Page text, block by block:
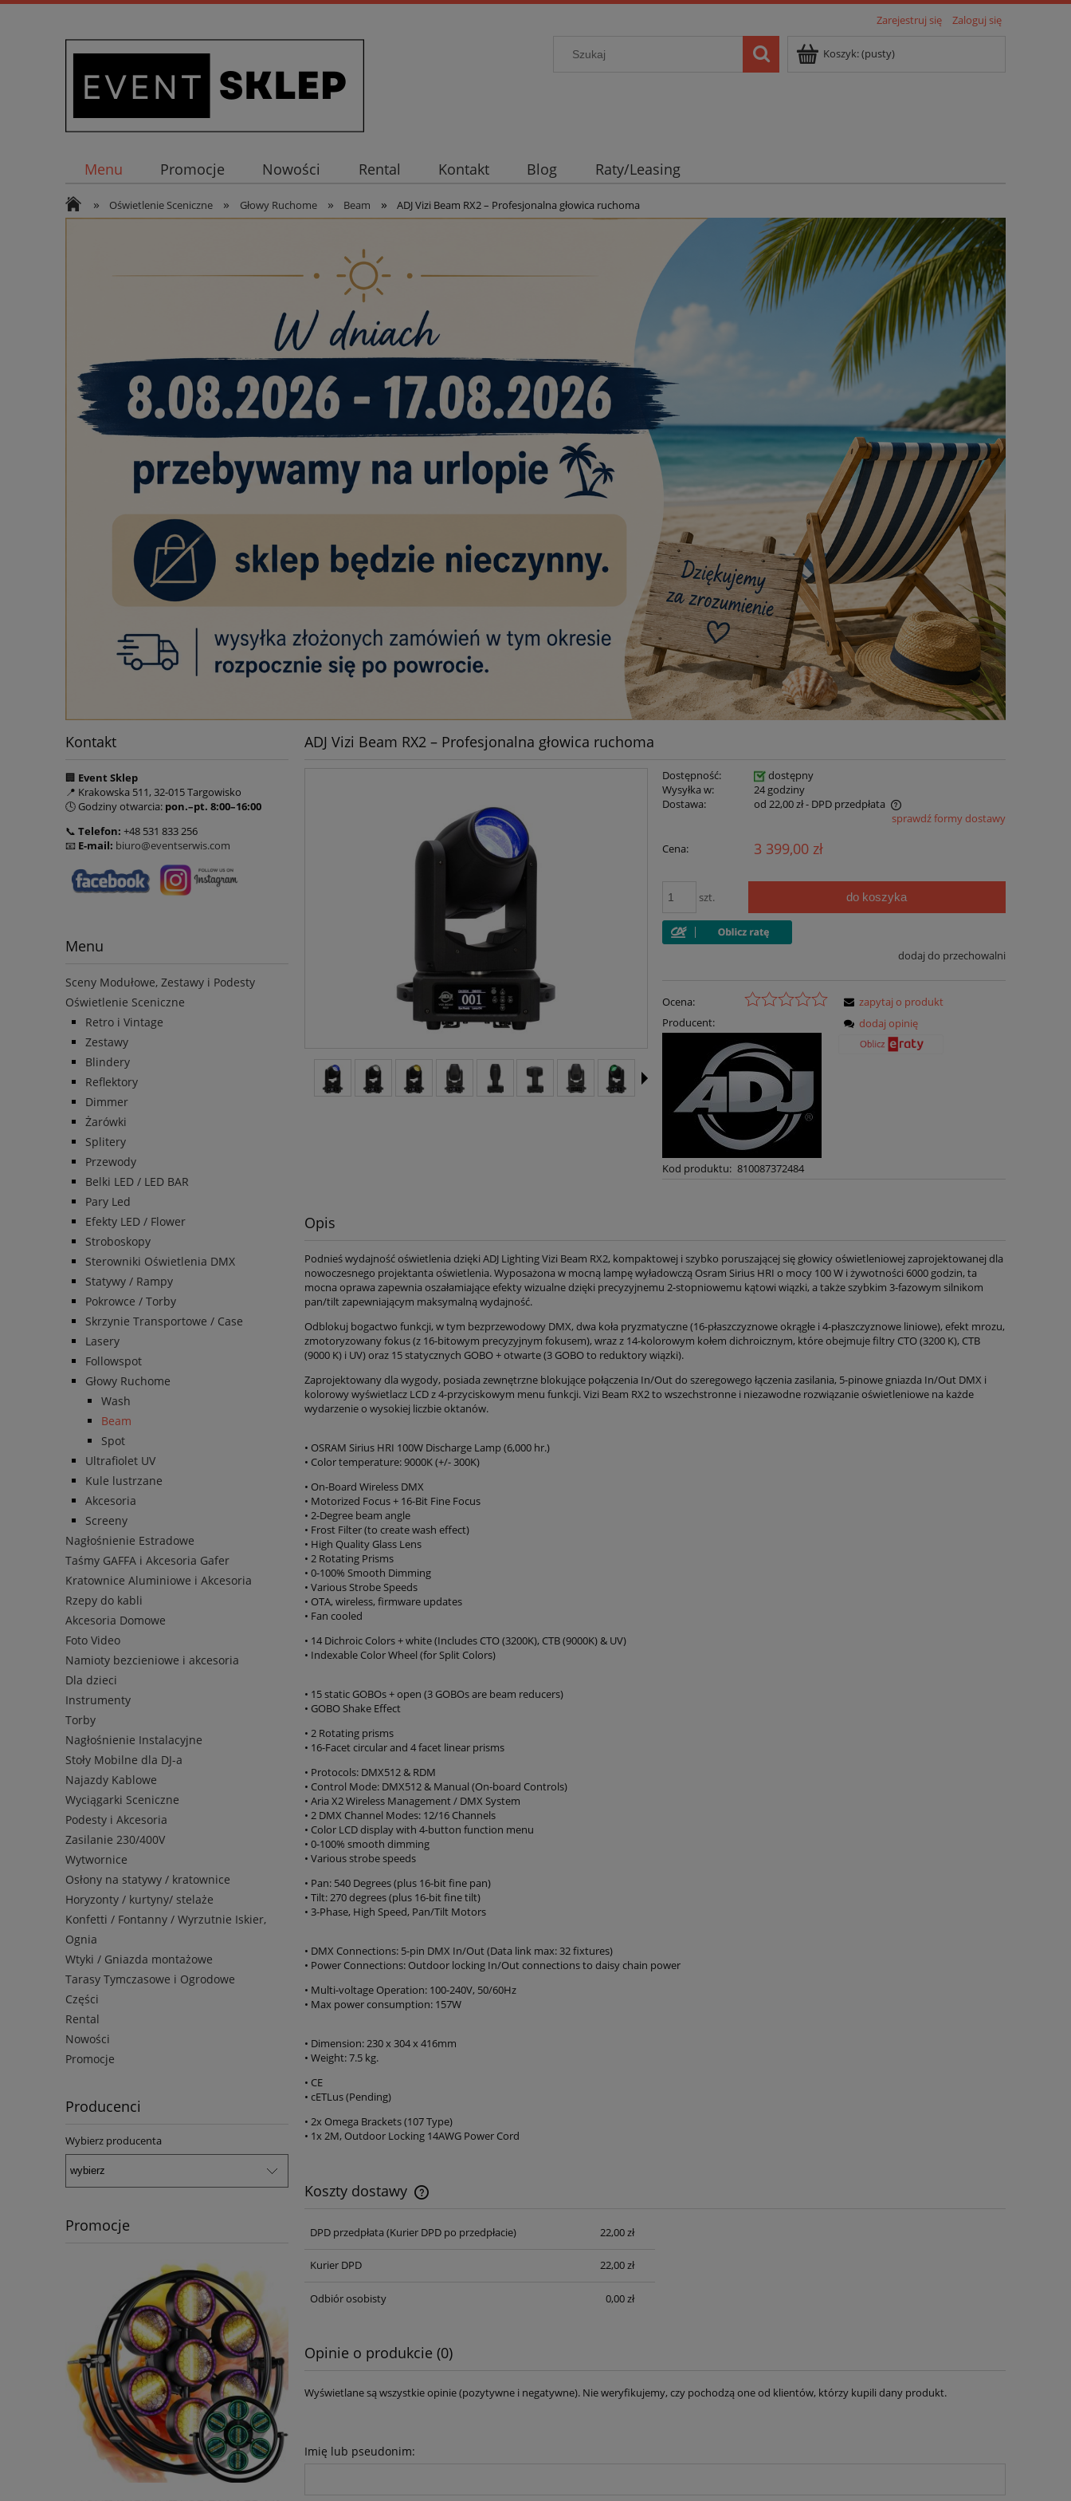
Zarejestruj się Zaloguj się
Koszyk:(pusty)
Menu Promocje Nowości Rental Kontakt Blog Raty/Leasing
» Oświetlenie Sceniczne » Głowy Ruchome » Beam » ADJ Vizi Beam RX2 – Profesjonalna głowica ruchoma
Kontakt
🏢 Event Sklep
📍 Krakowska 511, 32-015 Targowisko
🕓 Godziny otwarcia: pon.–pt. 8:00–16:00
📞 Telefon: +48 531 833 256
📧 E-mail: biuro@eventserwis.com
Menu
Sceny Modułowe, Zestawy i Podesty
Oświetlenie Sceniczne
Retro i Vintage
Zestawy
Blindery
Reflektory
Dimmer
Żarówki
Splitery
Przewody
Belki LED / LED BAR
Pary Led
Efekty LED / Flower
Stroboskopy
Sterowniki Oświetlenia DMX
Statywy / Rampy
Pokrowce / Torby
Skrzynie Transportowe / Case
Lasery
Followspot
Głowy Ruchome
Wash
Beam
Spot
Ultrafiolet UV
Kule lustrzane
Akcesoria
Screeny
Nagłośnienie Estradowe
Taśmy GAFFA i Akcesoria Gafer
Kratownice Aluminiowe i Akcesoria
Rzepy do kabli
Akcesoria Domowe
Foto Video
Namioty bezcieniowe i akcesoria
Dla dzieci
Instrumenty
Torby
Nagłośnienie Instalacyjne
Stoły Mobilne dla DJ-a
Najazdy Kablowe
Wyciągarki Sceniczne
Podesty i Akcesoria
Zasilanie 230/400V
Wytwornice
Osłony na statywy / kratownice
Horyzonty / kurtyny/ stelaże
Konfetti / Fontanny / Wyrzutnie Iskier,
Ognia
Wtyki / Gniazda montażowe
Tarasy Tymczasowe i Ogrodowe
Części
Rental
Nowości
Promocje
Producenci
Wybierz producenta
Promocje
ADJ Vizi Beam RX2 – Profesjonalna głowica ruchoma
Dostępność:
dostępny
Wysyłka w:
24 godziny
Dostawa:
od 22,00 zł- DPD przedpłata
sprawdź formy dostawy
Cena: 3 399,00 zł
szt. do koszyka
dodaj do przechowalni
Ocena:
Producent:
Kod produktu: 810087372484
zapytaj o produkt
dodaj opinię
Opis
Podnieś wydajność oświetlenia dzięki ADJ Lighting Vizi Beam RX2, kompaktowej i szybko poruszającej się głowicy oświetleniowej zaprojektowanej dla
nowoczesnego projektanta oświetlenia. Wyposażona w mocną lampę wyładowczą Osram Sirius HRI o mocy 100 W i żywotności 6000 godzin, ta
mocna oprawa zapewnia oszałamiające efekty wizualne dzięki precyzyjnemu 2-stopniowemu kątowi wiązki, a także szybkim 3-fazowym silnikom
pan/tilt zapewniającym maksymalną wydajność.
Odblokuj bogactwo funkcji, w tym bezprzewodowy DMX, dwa koła pryzmatyczne (16-płaszczyznowe okrągłe i 4-płaszczyznowe liniowe), efekt mrozu,
zmotoryzowany fokus (z 16-bitowym precyzyjnym fokusem), wraz z 14-kolorowym kołem dichroicznym, które obejmuje filtry CTO (3200 K), CTB
(9000 K) i UV) oraz 15 statycznych GOBO + otwarte (3 GOBO to reduktory wiązki).
Zaprojektowany dla wygody, posiada zewnętrzne blokujące połączenia In/Out do szeregowego łączenia zasilania, 5-pinowe gniazda In/Out DMX i
kolorowy wyświetlacz LCD z 4-przyciskowym menu funkcji. Vizi Beam RX2 to wszechstronne i niezawodne rozwiązanie oświetleniowe na każde
wydarzenie o wysokiej liczbie oktanów.
• OSRAM Sirius HRI 100W Discharge Lamp (6,000 hr.)
• Color temperature: 9000K (+/- 300K)
• On-Board Wireless DMX
• Motorized Focus + 16-Bit Fine Focus
• 2-Degree beam angle
• Frost Filter (to create wash effect)
• High Quality Glass Lens
• 2 Rotating Prisms
• 0-100% Smooth Dimming
• Various Strobe Speeds
• OTA, wireless, firmware updates
• Fan cooled
• 14 Dichroic Colors + white (Includes CTO (3200K), CTB (9000K) & UV)
• Indexable Color Wheel (for Split Colors)
• 15 static GOBOs + open (3 GOBOs are beam reducers)
• GOBO Shake Effect
• 2 Rotating prisms
• 16-Facet circular and 4 facet linear prisms
• Protocols: DMX512 & RDM
• Control Mode: DMX512 & Manual (On-board Controls)
• Aria X2 Wireless Management / DMX System
• 2 DMX Channel Modes: 12/16 Channels
• Color LCD display with 4-button function menu
• 0-100% smooth dimming
• Various strobe speeds
• Pan: 540 Degrees (plus 16-bit fine pan)
• Tilt: 270 degrees (plus 16-bit fine tilt)
• 3-Phase, High Speed, Pan/Tilt Motors
• DMX Connections: 5-pin DMX In/Out (Data link max: 32 fixtures)
• Power Connections: Outdoor locking In/Out connections to daisy chain power
• Multi-voltage Operation: 100-240V, 50/60Hz
• Max power consumption: 157W
• Dimension: 230 x 304 x 416mm
• Weight: 7.5 kg.
• CE
• cETLus (Pending)
• 2x Omega Brackets (107 Type)
• 1x 2M, Outdoor Locking 14AWG Power Cord
Koszty dostawy
DPD przedpłata (Kurier DPD po przedpłacie) 22,00 zł
Kurier DPD 22,00 zł
Odbiór osobisty 0,00 zł
Opinie o produkcie (0)
Wyświetlane są wszystkie opinie (pozytywne i negatywne). Nie weryfikujemy, czy pochodzą one od klientów, którzy kupili dany produkt.
Imię lub pseudonim: